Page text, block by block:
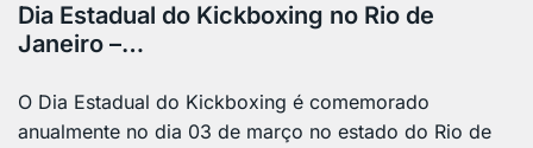
Dia Estadual do Kickboxing no Rio de
Janeiro –…
O Dia Estadual do Kickboxing é comemorado
anualmente no dia 03 de março no estado do Rio de